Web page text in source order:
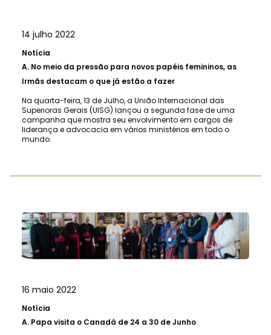
14 julho 2022
Notícia
A. No meio da pressão para novos papéis femininos, as
Irmãs destacam o que já estão a fazer
Na quarta-feira, 13 de Julho, a União Internacional das
Superioras Gerais (UISG) lançou a segunda fase de uma
campanha que mostra seu envolvimento em cargos de
liderança e advocacia em vários ministérios em todo o
mundo.
16 maio 2022
Notícia
A. Papa visita o Canadá de 24 a 30 de Junho